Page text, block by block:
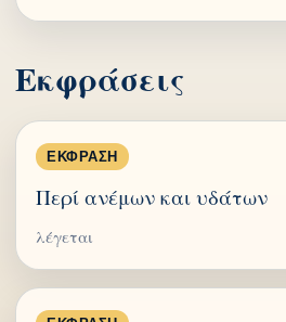
Εκφράσεις
ΈΚΦΡΑΣΗ
Περί ανέμων και υδάτων
λέγεται